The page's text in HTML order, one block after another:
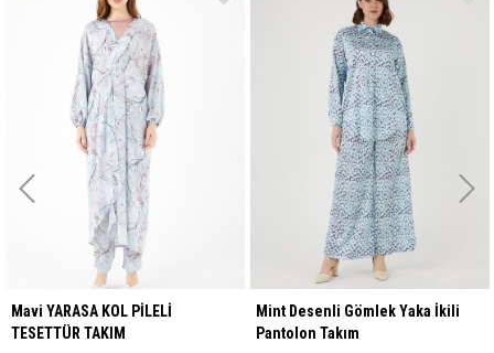
KOL PİLELİ
TAKIM
Mint Desenli Gömlek Yaka İkili
Pantolon Takım
Taba